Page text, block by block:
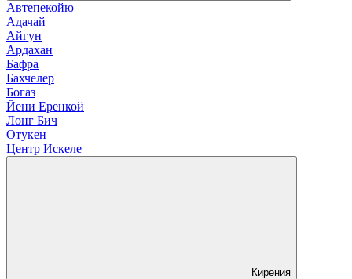
Автепекойю
Адачай
Айгун
Ардахан
Бафра
Бахчелер
Богаз
Йени Еренкой
Лонг Бич
Отукен
Центр Искеле
Кирения